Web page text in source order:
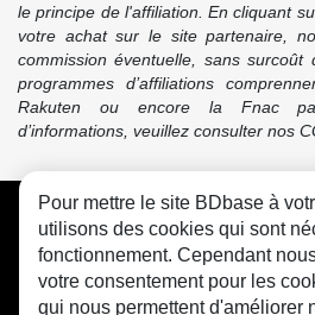
le principe de l'affiliation. En cliquant
votre achat sur le site partenaire,
commission éventuelle, sans
programmes d’affiliations
Rakuten ou encore la Fnac
d’informations, veuillez consulter nos
CGU FAQ Contact
Pour mettre le site BDbase à
utilisons des cookies qui sont
fonctionnement. Cependant
votre consentement pour les
qui nous permettent d'améliorer